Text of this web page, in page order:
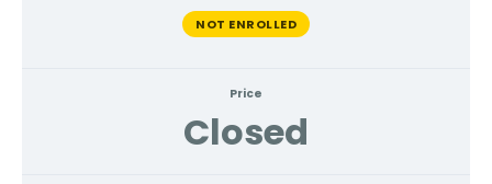
NOT ENROLLED
Price
Closed